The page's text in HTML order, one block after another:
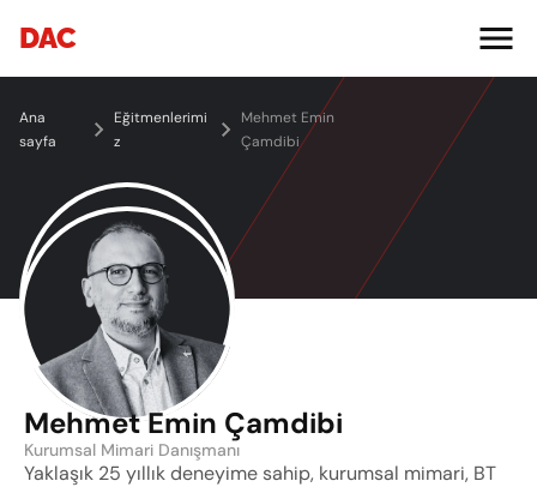
Ana
sayfa
Eğitmenlerimi
z
Mehmet Emin
Çamdibi
Mehmet Emin Çamdibi
Kurumsal Mimari Danışmanı
Yaklaşık 25 yıllık deneyime sahip, kurumsal mimari, BT
DAC